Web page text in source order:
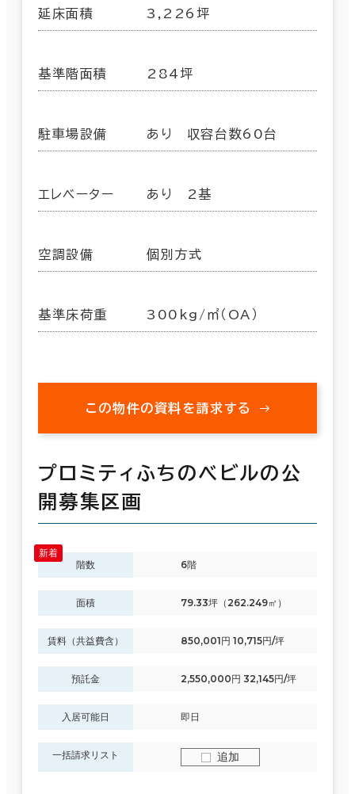
延床面積 3,226坪
基準階面積 284坪
駐車場設備 あり 収容台数60台
エレベーター あり 2基
空調設備 個別方式
基準床荷重 300kg/㎡（OA）
この物件の資料を請求する
プロミティふちのべビルの公
開募集区画
階数 6階
面積 79.33坪（262.249㎡）
賃料（共益費含） 850,001円 10,715円/坪
預託金 2,550,000円 32,145円/坪
入居可能日 即日
一括請求リスト 追加